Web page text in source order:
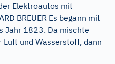
Elektroautos mit
BREUER Es begann mit
Jahr 1823. Da mischte
Luft und Wasserstoff, dann